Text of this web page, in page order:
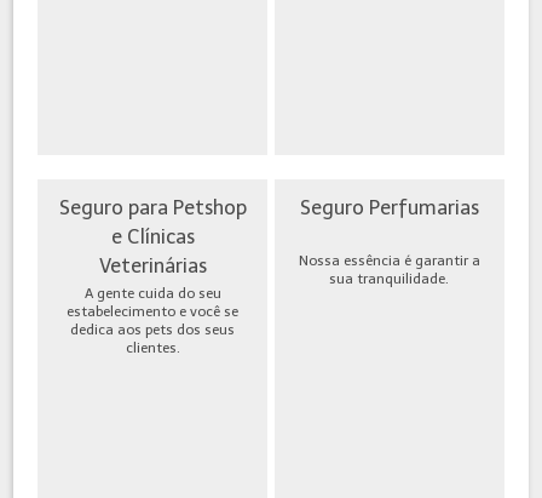
Seguro para Petshop
e Clínicas
Veterinárias
A gente cuida do seu
estabelecimento e você se
dedica aos pets dos seus
clientes.
Seguro Perfumarias
Nossa essência é garantir a
sua tranquilidade.